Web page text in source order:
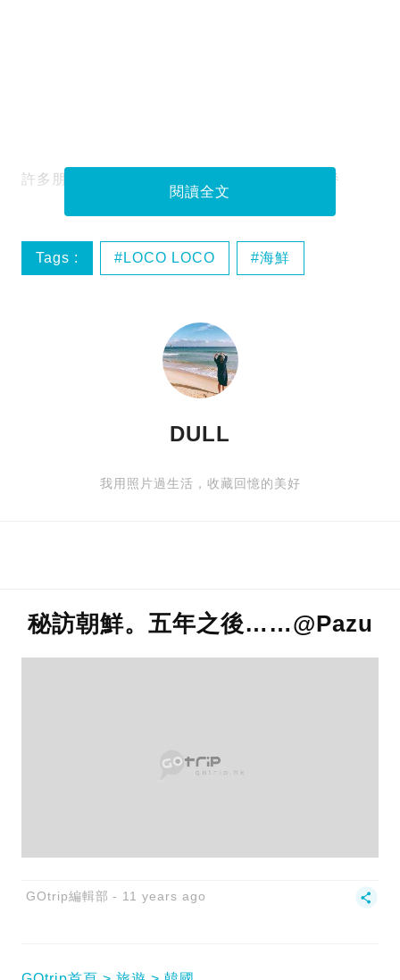
許多朋友來首爾也喜歡到水產市場吃個海鮮大餐
閱讀全文
Tags : LOCO LOCO 海鮮
DULL
我用照片過生活，收藏回憶的美好
秘訪朝鮮。五年之後……@Pazu
GOtrip編輯部 11 years ago